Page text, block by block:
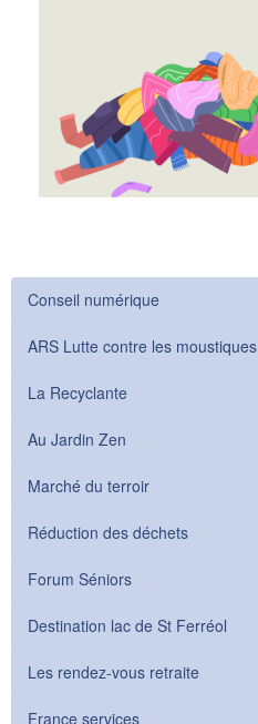
Conseil numérique
ARS Lutte contre les moustiques
La Recyclante
Au Jardin Zen
Marché du terroir
Réduction des déchets
Forum Séniors
Destination lac de St Ferréol
Les rendez-vous retraite
France services